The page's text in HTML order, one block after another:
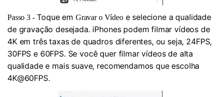
Passo 3 -Toque em Gravar o Vídeoe selecione a qualidade
de gravação desejada. iPhones podem filmar vídeos de
4K em três taxas de quadros diferentes, ou seja, 24FPS,
30FPS e 60FPS. Se você quer filmar vídeos de alta
qualidade e mais suave, recomendamos que escolha
4K@60FPS.